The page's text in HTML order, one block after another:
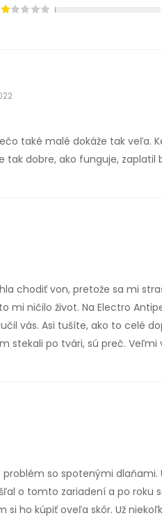
také malé dokáže tak veľa.
tak dobre, ako funguje, zaplatil
chodiť von, pretože sa mi
mi ničilo život. Na Electro
vás. Asi tušíte, ako to celé
stekali po tvári, sú preč. Veľmi
so spotenými dlaňami.
o tomto zariadení a po roku
si ho kúpiť oveľa skôr. Už